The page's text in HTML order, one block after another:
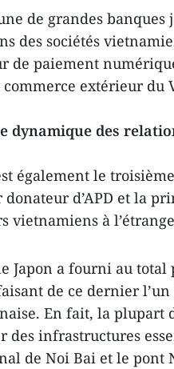
de grandes banques
des sociétés
de paiement
commerce extérieur
dynamique des
également le
d’APD et la
vietnamiens à
Japon a fourni au total
de ce dernier
En fait, la plupart
des infrastructures
de Noi Bai et le pont